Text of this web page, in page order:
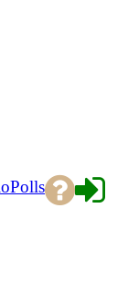
Polls